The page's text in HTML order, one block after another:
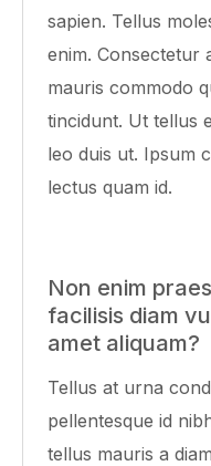
sapien. Tellus
enim. Consectetur
mauris commodo
tincidunt. Ut tellus
leo duis ut. Ipsum
lectus quam id.
Non enim
facilisis diam
amet aliquam?
Tellus at urna
pellentesque id
tellus mauris a